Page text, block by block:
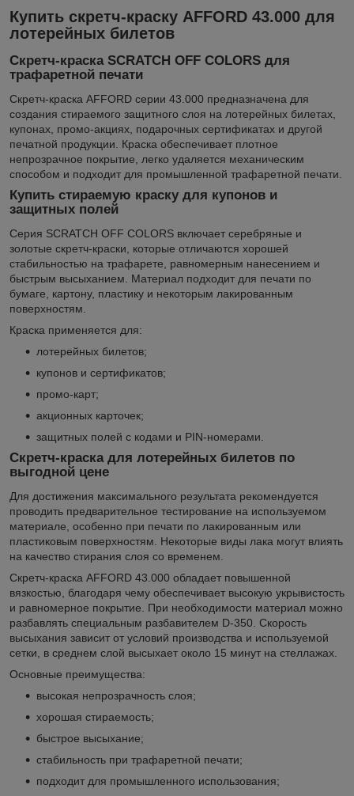
Купить скретч-краску AFFORD 43.000 для
лотерейных билетов
Скретч-краска SCRATCH OFF COLORS для
трафаретной печати
Скретч-краска AFFORD серии 43.000 предназначена для
создания стираемого защитного слоя на лотерейных билетах,
купонах, промо-акциях, подарочных сертификатах и другой
печатной продукции. Краска обеспечивает плотное
непрозрачное покрытие, легко удаляется механическим
способом и подходит для промышленной трафаретной печати.
Купить стираемую краску для купонов и
защитных полей
Серия SCRATCH OFF COLORS включает серебряные и
золотые скретч-краски, которые отличаются хорошей
стабильностью на трафарете, равномерным нанесением и
быстрым высыханием. Материал подходит для печати по
бумаге, картону, пластику и некоторым лакированным
поверхностям.
Краска применяется для:
лотерейных билетов;
купонов и сертификатов;
промо-карт;
акционных карточек;
защитных полей с кодами и PIN-номерами.
Скретч-краска для лотерейных билетов по
выгодной цене
Для достижения максимального результата рекомендуется
проводить предварительное тестирование на используемом
материале, особенно при печати по лакированным или
пластиковым поверхностям. Некоторые виды лака могут влиять
на качество стирания слоя со временем.
Скретч-краска AFFORD 43.000 обладает повышенной
вязкостью, благодаря чему обеспечивает высокую укрывистость
и равномерное покрытие. При необходимости материал можно
разбавлять специальным разбавителем D-350. Скорость
высыхания зависит от условий производства и используемой
сетки, в среднем слой высыхает около 15 минут на стеллажах.
Основные преимущества:
высокая непрозрачность слоя;
хорошая стираемость;
быстрое высыхание;
стабильность при трафаретной печати;
подходит для промышленного использования;